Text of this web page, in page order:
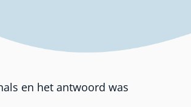
en het antwoord was